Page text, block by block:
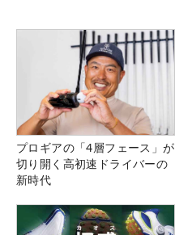
プロギアの「4層フェース」が
切り開く高初速ドライバーの
新時代